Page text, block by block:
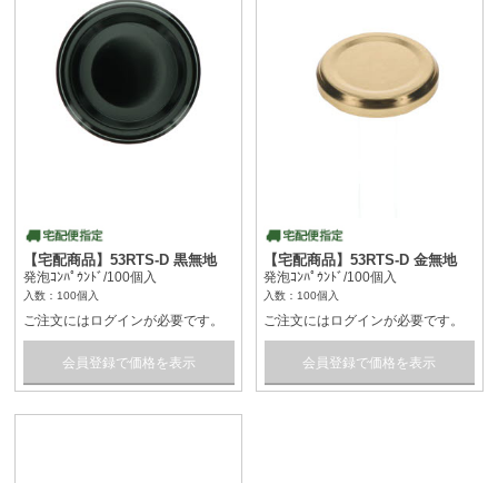
【宅配商品】53RTS-D 黒無地
発泡ｺﾝﾊﾟｳﾝﾄﾞ/100個入
入数：100個入
ご注文にはログインが必要です。
会員登録で価格を表示
【宅配商品】53RTS-D 金無地
発泡ｺﾝﾊﾟｳﾝﾄﾞ/100個入
入数：100個入
ご注文にはログインが必要です。
会員登録で価格を表示